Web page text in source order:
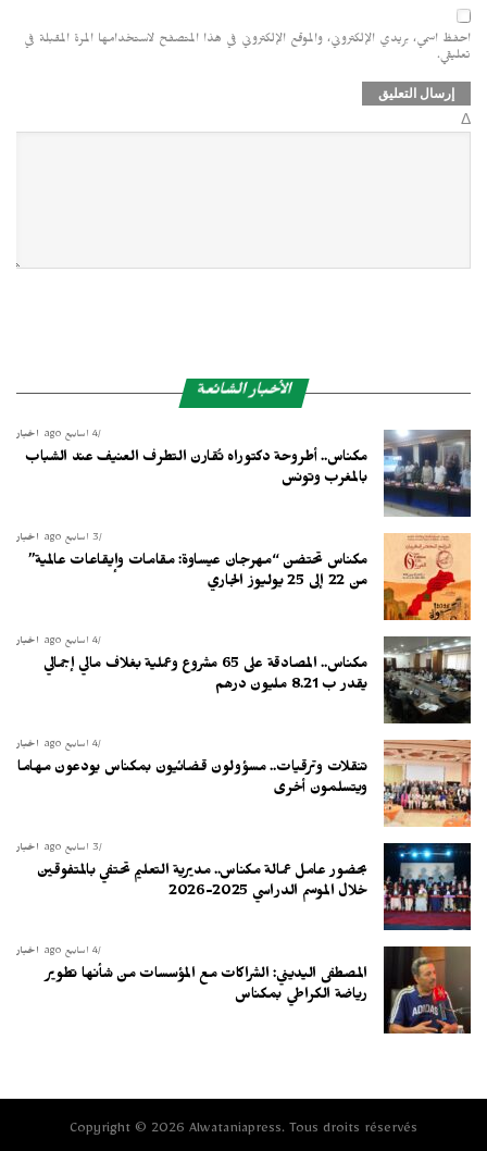
احفظ اسمي، بريدي الإلكتروني، والموقع الإلكتروني في هذا المتصفح لاستخدامها المرة المقبلة في
تعليقي.
Δ
الأخبار الشائعة
أخبار 4 أسابيع ago
مكناس.. أطروحة دكتوراه تُقارن التطرف العنيف عند الشباب
بالمغرب وتونس
أخبار 3 أسابيع ago
مكناس تحتضن “مهرجان عيساوة: مقامات وإيقاعات عالمية”
من 22 إلى 25 يوليوز الجاري
أخبار 4 أسابيع ago
مكناس.. المصادقة على 65 مشروع وعملية بغلاف مالي إجمالي
يقدر ب 8.21 مليون درهم
أخبار 4 أسابيع ago
تنقلات وترقيات.. مسؤولون قضائيون بمكناس يودعون مهاما
ويتسلمون أخرى
أخبار 3 أسابيع ago
بحضور عامل عمالة مكناس.. مديرية التعليم تحتفي بالمتفوقين
خلال الموسم الدراسي 2025-2026
أخبار 4 أسابيع ago
المصطفى اليديني: الشراكات مع المؤسسات من شأنها تطوير
رياضة الكراطي بمكناس
Copyright © 2026 Alwataniapress. Tous droits réservés